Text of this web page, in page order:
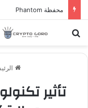
محفظة Phantom
بحث عن
تأثير